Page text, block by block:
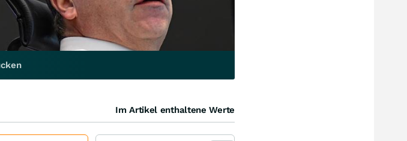
Im Artikel enthaltene Werte